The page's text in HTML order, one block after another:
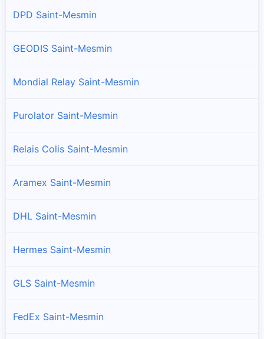
DPD Saint-Mesmin
GEODIS Saint-Mesmin
Mondial Relay Saint-Mesmin
Purolator Saint-Mesmin
Relais Colis Saint-Mesmin
Aramex Saint-Mesmin
DHL Saint-Mesmin
Hermes Saint-Mesmin
GLS Saint-Mesmin
FedEx Saint-Mesmin